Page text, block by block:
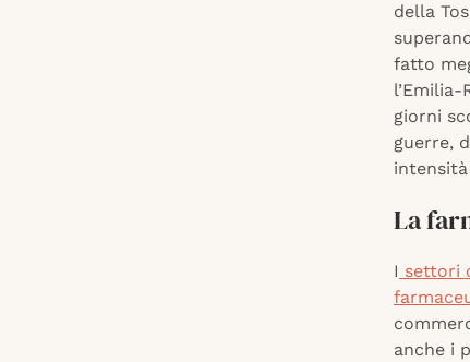
della
fatto
giorni
guerre,
La
I settori
anche i